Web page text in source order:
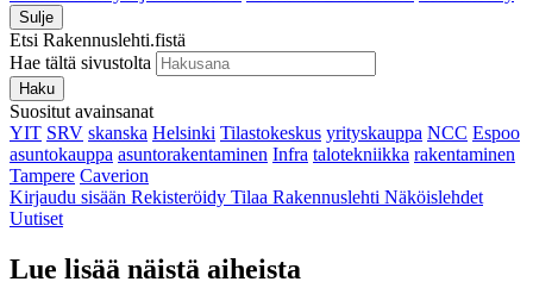
Sulje
Etsi Rakennuslehti.fistä
Hae tältä sivustolta
Haku
Suositut avainsanat
YIT SRV skanska Helsinki Tilastokeskus yrityskauppa NCC Espoo
asuntokauppa asuntorakentaminen Infra talotekniikka rakentaminen
Tampere Caverion
Kirjaudu sisään Rekisteröidy Tilaa Rakennuslehti Näköislehdet
Uutiset
Lue lisää näistä aiheista